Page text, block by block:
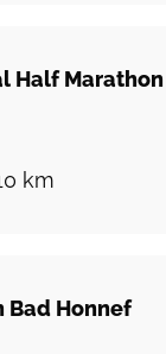
Half Marathon
km
Bad Honnef